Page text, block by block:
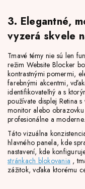
3. Elegantné,
vyzerá skvele
Tmavé témy nie sú len
režim Website Blocker
kontrastnými pomermi,
farebnými akcentmi,
identifikovateľný a s
používate displej Retina
monitor alebo
profesionálne a moderne.
Táto vizuálna
hlavného panela, kde
nastavení, kde
stránkach blokovania ,
zážitok, vďaka ktorému